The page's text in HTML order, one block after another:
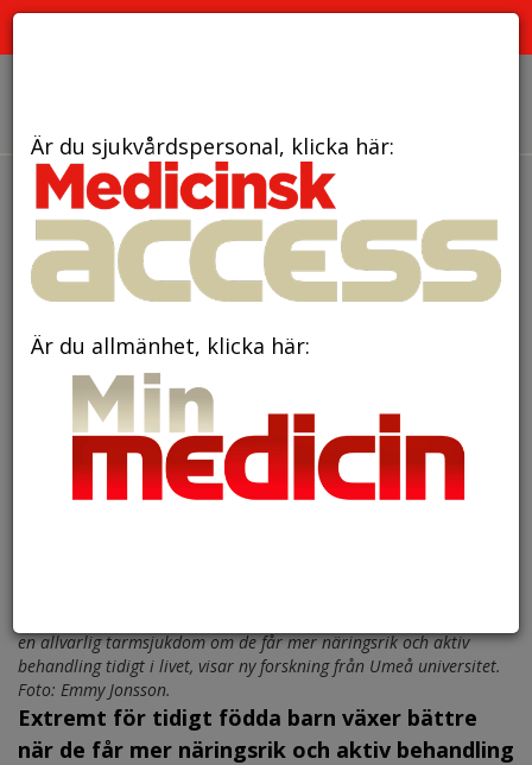
den 27 maj 2026
Bättre näring ger
starkare start för extremt för
tidigt födda
en allvarlig tarmsjukdom om de får mer näringsrik och aktiv
behandling tidigt i livet, visar ny forskning från Umeå universitet.
Foto: Emmy Jonsson.
Extremt för tidigt födda barn växer bättre
när de får mer näringsrik och aktiv behandling
Är du sjukvårdspersonal, klicka här:
Är du allmänhet, klicka här: